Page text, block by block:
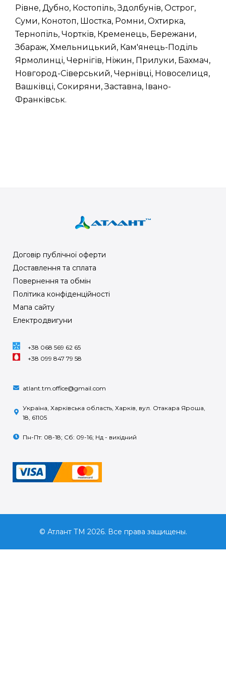
Рівне, Дубно, Костопіль, Здолбунів, Острог,
Суми, Конотоп, Шостка, Ромни, Охтирка,
Тернопіль, Чортків, Кременець, Бережани,
Збараж, Хмельницький, Кам'янець-Поділь
Ярмолинці, Чернігів, Ніжин, Прилуки, Бахмач,
Новгород-Сіверський, Чернівці, Новоселиця,
Вашківці, Сокиряни, Заставна, Івано-
Франківськ.
Договір публічної оферти
Доставлення та сплата
Повернення та обмін
Політика конфіденційності
Мапа сайту
Електродвигуни
+38 068 569 62 65
+38 099 847 79 58
atlant.tm.office@gmail.com
Україна, Харківська область, Харків, вул. Отакара Яроша,
18, 61105
Пн-Пт: 08-18; Сб: 09-16; Нд - вихідний
© Атлант ТМ 2026. Все права защищены.